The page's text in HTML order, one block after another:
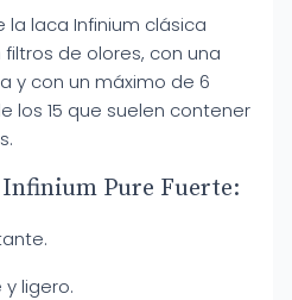
la laca Infinium clásica
de olores, con una
y con un máximo de 6
los 15 que suelen contener
Infinium Pure Fuerte:
ligero.